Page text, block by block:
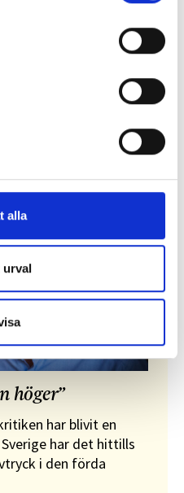
alla
urval
höger”
har blivit en
har det hittills
i den förda